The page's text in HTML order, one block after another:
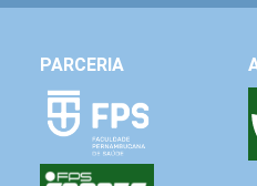
PARCERIA